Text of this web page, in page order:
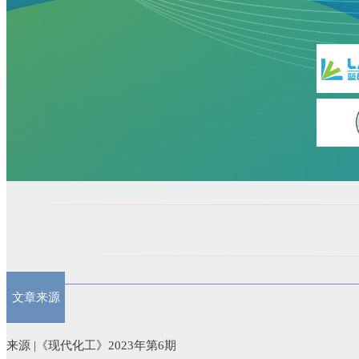
文章来源
来源 |《现代化工》2023年第6期